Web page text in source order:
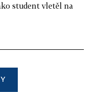
student vletěl na